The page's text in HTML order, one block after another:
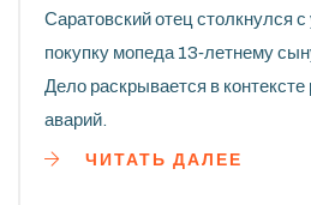
Саратовский отец столкнулся
покупку мопеда 13‑летнему
Дело раскрывается в
аварий.
ЧИТАТЬ ДАЛЕЕ